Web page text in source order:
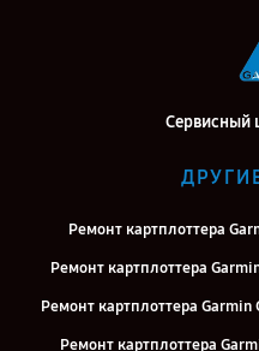
Сервисный
Ремонт картплоттера
Ремонт картплоттера
Ремонт картплоттера
Ремонт картплоттера